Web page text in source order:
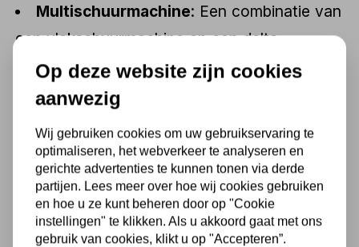
Multischuurmachine: Een combinatie van
een vlakschuurmachine en een delta-
schuurmachine. Dit maakt het apparaat
geschikt voor zowel grotere oppervlakken
Excentrische schuurmachine: Deze
schuurmachine maakt zowel draaiende als
excentrische bewegingen, waardoor hij
geschikt is voor intensief schuurwerk. Dit
Op deze website zijn cookies
aanwezig
Wij gebruiken cookies om uw gebruikservaring te
optimaliseren, het webverkeer te analyseren en
gerichte advertenties te kunnen tonen via derde
partijen. Lees meer over hoe wij cookies gebruiken
en hoe u ze kunt beheren door op "Cookie
instellingen" te klikken. Als u akkoord gaat met ons
gebruik van cookies, klikt u op "Accepteren”.